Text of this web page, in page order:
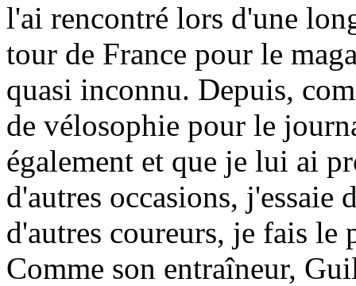
l'ai rencontré lors d'une
tour de France pour le
quasi inconnu. Depuis,
de vélosophie pour le
également et que je lui ai
d'autres occasions, j'essaie
d'autres coureurs, je fais le
Comme son entraîneur,